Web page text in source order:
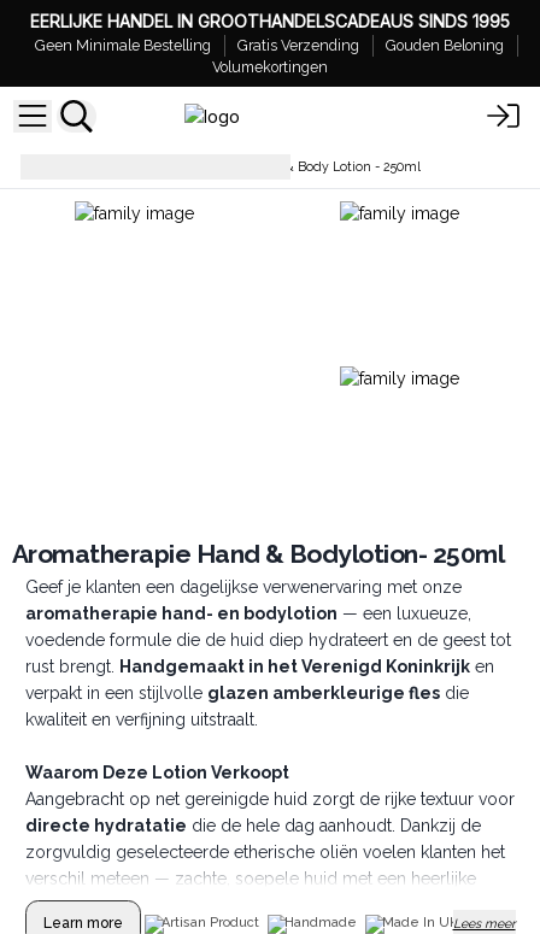
EERLIJKE HANDEL IN GROOTHANDELSCADEAUS SINDS 1995
Geen Minimale Bestelling Gratis Verzending
Gouden Beloning
Volumekortingen
Hand & Body Lotion - 250ml
Aromatherapie Hand & Bodylotion- 250ml
Geef je klanten een dagelijkse verwenervaring met onze
aromatherapie hand- en bodylotion — een luxueuze,
voedende formule die de huid diep hydrateert en de geest tot
rust brengt. Handgemaakt in het Verenigd Koninkrijken
verpakt in een stijlvolle glazen amberkleurige flesdie
kwaliteit en verfijning uitstraalt.
Waarom Deze Lotion Verkoopt
Aangebracht op net gereinigde huid zorgt de rijke textuur voor
directe hydratatie die de hele dag aanhoudt. Dankzij de
zorgvuldig geselecteerde etherische oliën voelen klanten het
verschil meteen — zachte, soepele huid met een heerlijke
geur die nog lang blijft hangen.
Learn more Artisan Product Handmade Made In UKLees meer